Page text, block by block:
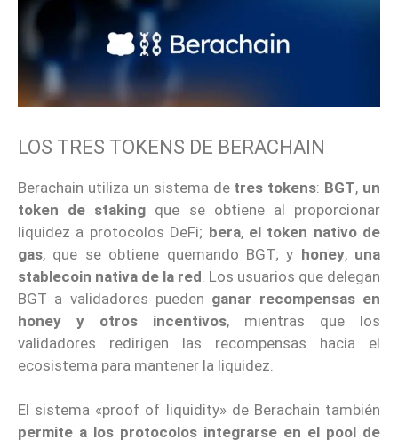
LOS TRES TOKENS DE BERACHAIN
Berachain utiliza un sistema de tres tokens: BGT, un
token de staking que se obtiene al proporcionar
liquidez a protocolos DeFi; bera, el token nativo de
gas, que se obtiene quemando BGT; y honey, una
stablecoin nativa de la red . Los usuarios que delegan
BGT a validadores pueden ganar recompensas en
honey y otros incentivos, mientras que los
validadores redirigen las recompensas hacia el
ecosistema para mantener la liquidez.
El sistema «proof of liquidity» de Berachain también
permite a los protocolos integrarse en el pool de